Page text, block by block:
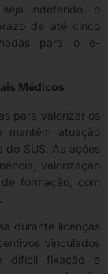
indeferido, o
de até cinco
para o e-
Médicos
para valorizar os
mantêm atuação
do SUS. As ações
valorização
formação, com
durante licenças
vinculados
difícil fixação e